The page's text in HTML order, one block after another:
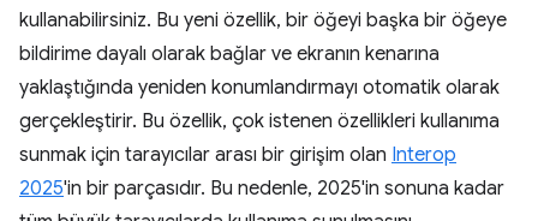
kullanabilirsiniz. Bu yeni özellik, bir öğeyi başka bir öğeye
bildirime dayalı olarak bağlar ve ekranın kenarına
yaklaştığında yeniden konumlandırmayı otomatik olarak
gerçekleştirir. Bu özellik, çok istenen özellikleri kullanıma
sunmak için tarayıcılar arası bir girişim olan Interop
2025'in bir parçasıdır. Bu nedenle, 2025'in sonuna kadar